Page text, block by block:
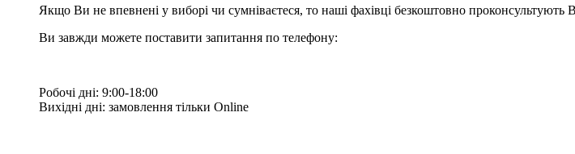
Якщо Ви не впевнені у виборі чи сумніваєтеся, то наші фахівці безкоштовно
Ви завжди можете поставити запитання по телефону:
Робочі дні: 9:00-18:00
Вихідні дні: замовлення тільки Online